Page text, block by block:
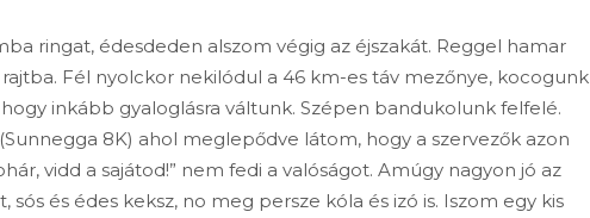
ringat, édesdeden alszom végig az éjszakát. Reggel hamar
Fél nyolckor nekilódul a 46 km-es táv mezőnye, kocogunk
inkább gyaloglásra váltunk. Szépen bandukolunk felfelé.
8K) ahol meglepődve látom, hogy a szervezők azon
vidd a sajátod!” nem fedi a valóságot. Amúgy nagyon jó az
sós és édes keksz, no meg persze kóla és izó is. Iszom egy kis